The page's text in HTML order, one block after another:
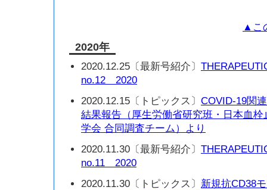
▲こ
2020年
2020.12.25〔最新号紹介〕
no.12 2020
2020.12.15〔トピックス〕 COVID-19関
結果報告（厚生労働省研究班・日本血
学会 合同調査チーム）より
2020.11.30〔最新号紹介〕
no.11 2020
2020.11.30〔トピックス〕 新規抗CD38